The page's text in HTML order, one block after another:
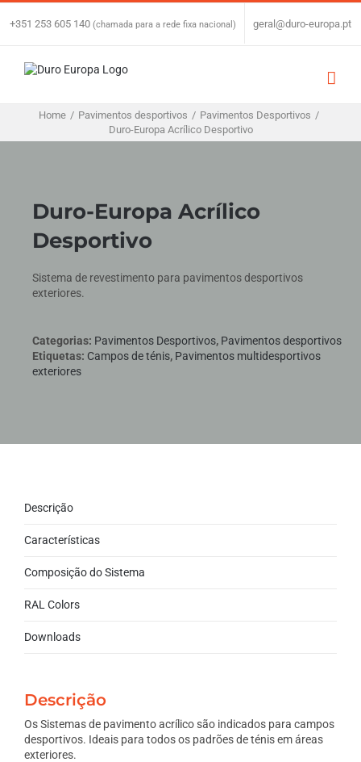
Skip
+351 253 605 140 (chamada para a rede fixa nacional) geral@duro-europa.pt
Home / Pavimentos desportivos / Pavimentos Desportivos /
Duro-Europa Acrílico Desportivo
Duro-Europa Acrílico
Desportivo
Sistema de revestimento para pavimentos desportivos
exteriores.
Categorias: Pavimentos Desportivos, Pavimentos desportivos
Etiquetas: Campos de ténis, Pavimentos multidesportivos
exteriores
Descrição
Características
Composição do Sistema
RAL Colors
Downloads
Descrição
Os Sistemas de pavimento acrílico são indicados para campos
desportivos. Ideais para todos os padrões de ténis em áreas
exteriores.